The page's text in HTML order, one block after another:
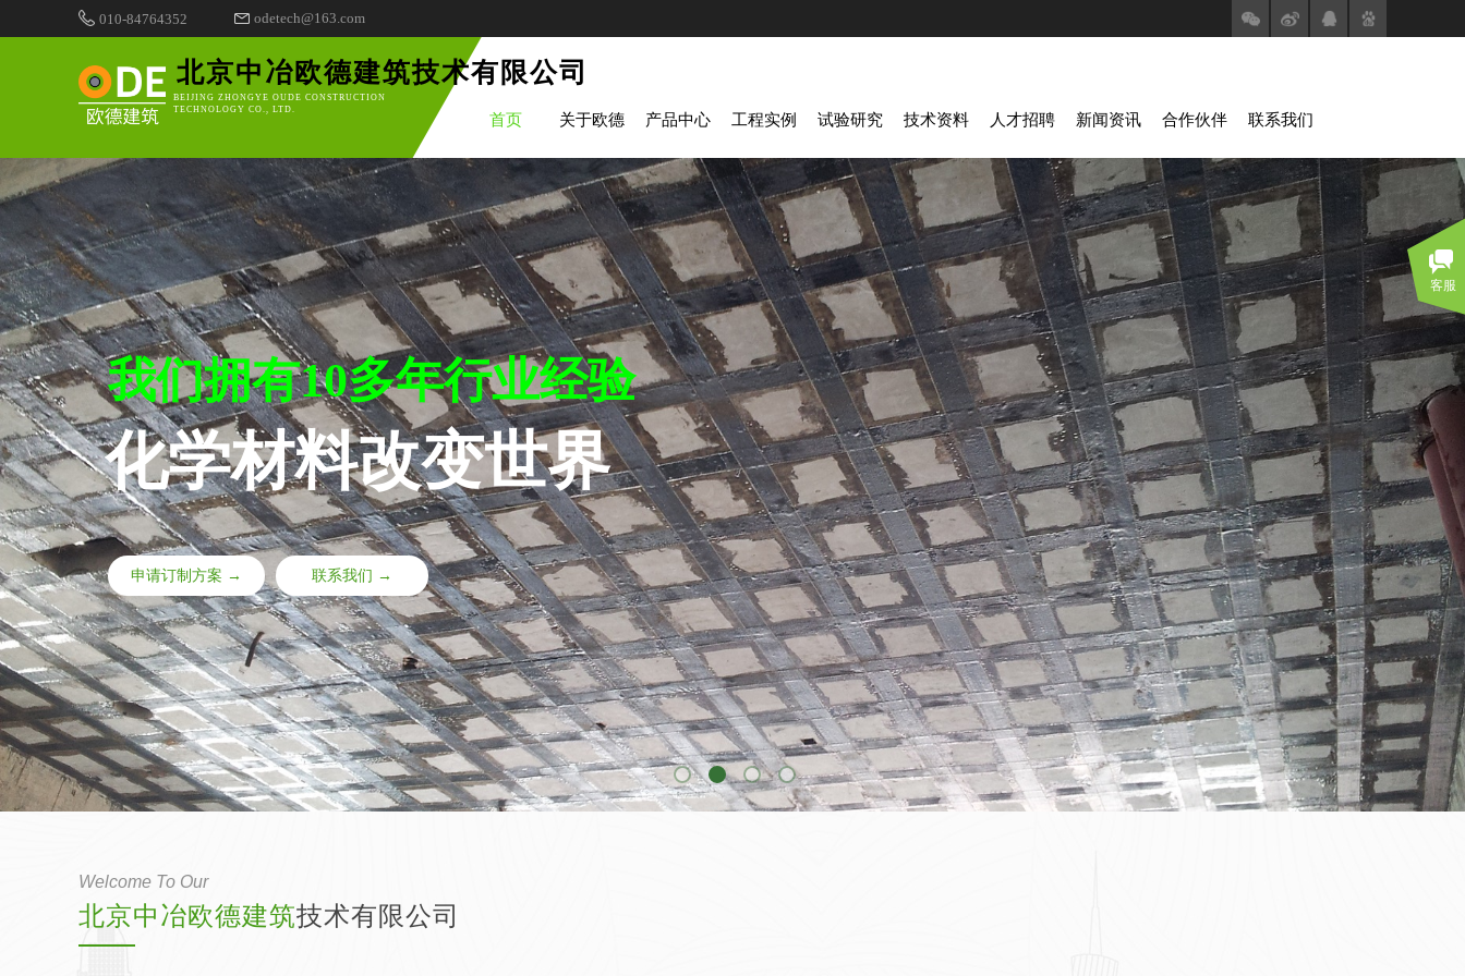
odetech@163.com
010-84764352
北京中冶欧德建筑技术有限公司
BEIJING ZHONGYE OUDE CONSTRUCTION
TECHNOLOGY CO., LTD.
首页 关于欧德 产品中心 工程实例 试验研究 技术资料 人才招聘 新闻资讯 合作伙伴 联系我们
我们拥有10多年行业经验
化学材料改变世界
申请订制方案 → 联系我们 →
北京中冶欧德建筑技术有限公司
Welcome To Our
客服